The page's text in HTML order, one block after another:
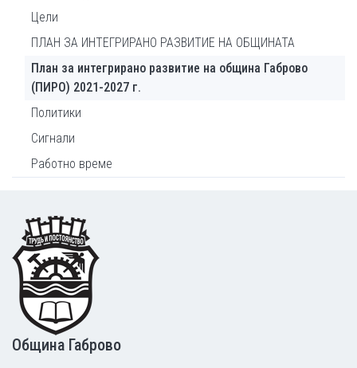
Цели
ПЛАН ЗА ИНТЕГРИРАНО РАЗВИТИЕ НА ОБЩИНАТА
План за интегрирано развитие на община Габрово
(ПИРО) 2021-2027 г.
Политики
Сигнали
Работно време
Footer
Община Габрово